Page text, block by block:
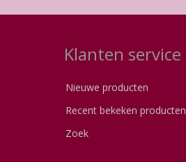
Klanten service
Nieuwe producten
Recent bekeken producten
Zoek